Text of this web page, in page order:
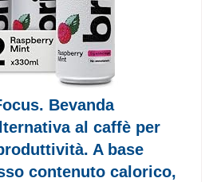
Bevanda
al caffè per
A base
contenuto calorico,